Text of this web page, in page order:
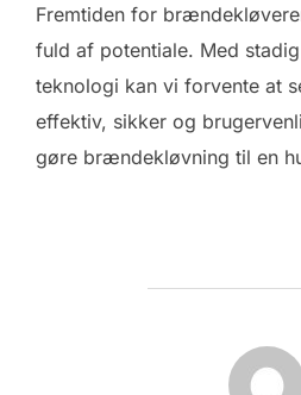
Fremtiden for
fuld af potentiale. Med
teknologi kan vi forvente at
effektiv, sikker og
gøre brændekløvning til en